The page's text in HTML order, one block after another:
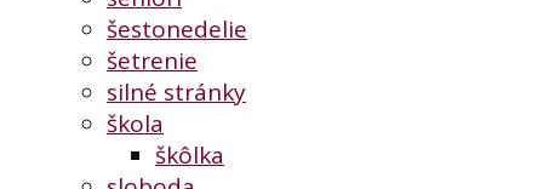
šestonedelie
šetrenie
silné stránky
škola
škôlka